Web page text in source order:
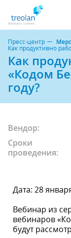
Пресс-центр
Как продуктивно
Как
«Кодом
году?
Вендор:
Сроки
проведения:
Дата: 28
Вебинар из
вебинаров
будут